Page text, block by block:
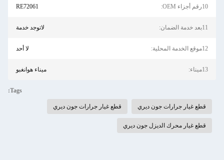
10رقم أجزاء OEM: RE72061
11بعد خدمة الضمان: لاتوجد خدمة
12موقع الخدمة المحلية: لا أحد
13ميناء: ميناء هوانغبو
Tags:
قطع غيار جرارات جون ديري قطع غيار جرارات جون ديري
قطع غيار محرك الديزل جون ديري